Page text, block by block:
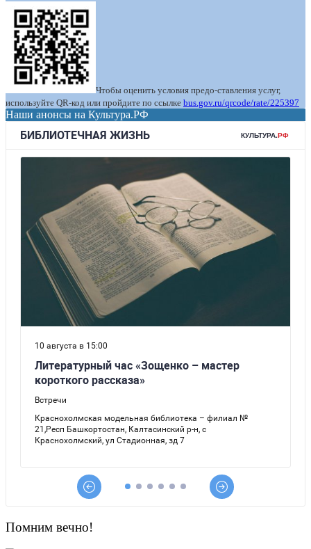
Чтобы оценить условия предо-ставления услуг,
используйте QR-код или пройдите по ссылке bus.gov.ru/qrcode/rate/225397
Наши анонсы на Культура.РФ
Помним вечно!